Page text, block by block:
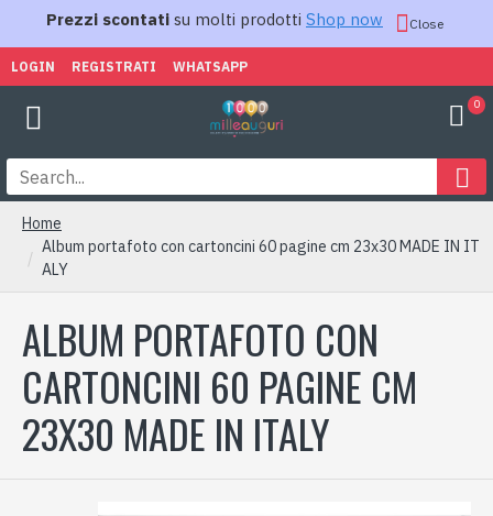
Prezzi scontati su molti prodotti Shop now Close
LOGIN REGISTRATI WHATSAPP
0
Home
Album portafoto con cartoncini 60 pagine cm 23x30 MADE IN IT
ALY
ALBUM PORTAFOTO CON
CARTONCINI 60 PAGINE CM
23X30 MADE IN ITALY